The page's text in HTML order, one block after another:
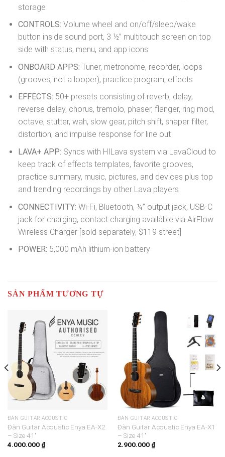
storage
CONTROLS: Volume wheel and on/off/sleep/wake
button inside sound port, 3 ½” multitouch screen on top
side with status, menu, and app icons
ONBOARD APPS: Tuner, metronome, recorder, loops
(grooves, not a looper), practice program, effects
EFFECTS: 50+ presets consisting of reverb, delay,
reverse delay, chorus, tremolo, phaser, flanger, ring mod,
octave, stutter, wah, slow gear, pitch shift, shaper filter,
distortion, and impulse response for line out
LAVA+ APP: Syncs with HILava system via LavaCloud to
keep track of effects templates, favorite grooves,
practice summary, music, pictures, and devices plus top
and trending recordings by other Lava players
CONNECTIVITY: Wi-Fi, Bluetooth, ¼” output jack, USB-C
jack for charging, contact charging available via AirFlow
Wireless Charger [sold separately, $119 street]
POWER: 5,000 mAh lithium-ion battery
SẢN PHẨM TƯƠNG TỰ
ĐÀN GUITAR ACOUSTIC
Đàn Guitar Acoustic Enya EA-X2
– Size 41″
4.000.000 ₫
ĐÀN GUITAR ACOUSTIC
Đàn Guitar Acoustic Enya EA-X1
– Size 41″
2.900.000 ₫